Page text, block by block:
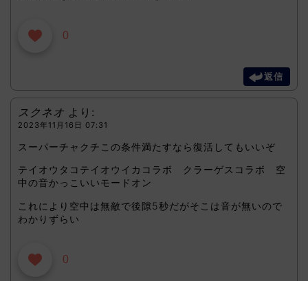
0
返信
スクネオ より:
2023年11月16日 07:31
スーパーチャクチこの条件満たすなら復活してもいいぞ
テイオウタコテイオウイカコラボ クラーゲスコラボ 空
中の音かっこいいモードオン
これにより空中は無敵で後隙5秒だがそこは音が無いので
わかりずらい
0